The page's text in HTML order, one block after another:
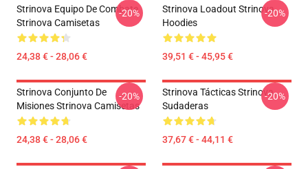
Strinova Equipo De Combate
Strinova Camisetas
24,38 € - 28,06 €
-20%
Strinova Loadout Strinova
Hoodies
39,51 € - 45,95 €
-20%
Strinova Conjunto De
Misiones Strinova Camisetas
24,38 € - 28,06 €
-20%
Strinova Tácticas Strinova
Sudaderas
37,67 € - 44,11 €
-20%